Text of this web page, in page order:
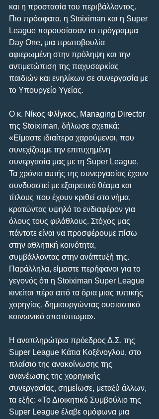
και η προστασία του περιβάλλοντος.
Πιο πρόσφατα, η Stoiximan και η Super
League παρουσίασαν το πρόγραμμα
Day One, μια πρωτοβουλία
αφιερωμένη στην πρόληψη και την
αντιμετώπιση της παχυσαρκίας
παιδιών και ενηλίκων σε συνεργασία με
το Υπουργείο Υγείας.
Ο κ. Νίκος Φλίγκος, Managing Director
της Stoiximan, δήλωσε σχετικά:
«Είμαστε ιδιαίτερα χαρούμενοι, που
συνεχίζουμε την επιτυχημένη
συνεργασία μας με τη Super League.
Τα χρόνια αυτής της συνεργασίας έχουν
συνδυαστεί με εξαιρετικό θέαμα και
τίτλους που έχουν κριθεί στο νήμα,
κρατώντας υψηλό το ενδιαφέρον για
όλους τους φιλάθλους. Στόχος μας
πάντοτε είναι να προσφέρουμε πίσω
στην αθλητική κοινότητα,
συμβάλλοντας στην ανάπτυξή της.
Παράλληλα, είμαστε περήφανοι για το
γεγονός ότι η Stoiximan Super League
κινείται πέρα από τα όρια μιας τυπικής
χορηγίας, δημιουργώντας ουσιαστικό
κοινωνικό αποτύπωμα».
Η αναπληρώτρια πρόεδρος Δ.Σ. της
Super League Κάτια Κοξένογλου, στο
πλαίσιο της ανακοίνωσης της
ανανέωσης της χορηγικής
συνεργασίας, σημείωσε, μεταξύ άλλων,
τα εξής: «Το Διοικητικό Συμβούλιο της
Super League έλαβε ομόφωνα μια